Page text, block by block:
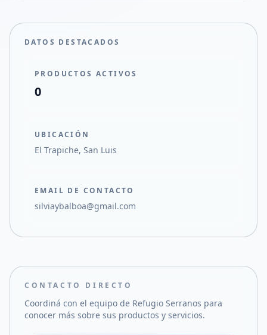
DATOS DESTACADOS
PRODUCTOS ACTIVOS
0
UBICACIÓN
El Trapiche, San Luis
EMAIL DE CONTACTO
silviaybalboa@gmail.com
CONTACTO DIRECTO
Coordiná con el equipo de Refugio Serranos para
conocer más sobre sus productos y servicios.